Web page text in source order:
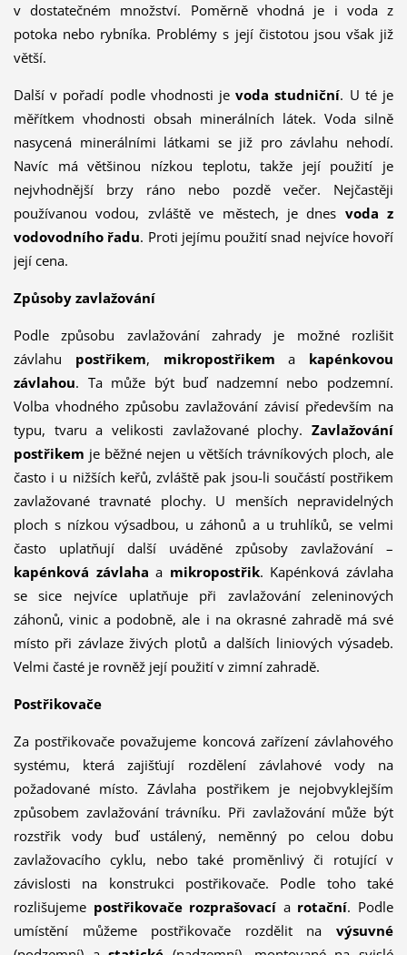
v dostatečném množství. Poměrně vhodná je i voda z
potoka nebo rybníka. Problémy s její čistotou jsou však již
větší.
Další v pořadí podle vhodnosti jevoda studniční. U té je
měřítkem vhodnosti obsah minerálních látek. Voda silně
nasycená minerálními látkami se již pro závlahu nehodí.
Navíc má většinou nízkou teplotu, takže její použití je
nejvhodnější brzy ráno nebo pozdě večer. Nejčastěji
používanou vodou, zvláště ve městech, je dnes voda z
vodovodního řadu. Proti jejímu použití snad nejvíce hovoří
její cena.
Způsoby zavlažování
Podle způsobu zavlažování zahrady je možné rozlišit
závlahu postřikem, mikropostřikem a kapénkovou
závlahou. Ta může být buď nadzemní nebo podzemní.
Volba vhodného způsobu zavlažování závisí především na
typu, tvaru a velikosti zavlažované plochy.Zavlažování
postřikem je běžné nejen u větších trávníkových ploch, ale
často i u nižších keřů, zvláště pak jsou-li součástí postřikem
zavlažované travnaté plochy. U menších nepravidelných
ploch s nízkou výsadbou, u záhonů a u truhlíků, se velmi
často uplatňují další uváděné způsoby zavlažování –
kapénková závlaha a mikropo­střik. Kapénková závlaha
se sice nejvíce uplatňuje při zavlažování zeleninových
záhonů, vinic a podobně, ale i na okrasné zahradě má své
místo při závlaze živých plotů a dalších liniových výsadeb.
Velmi časté je rovněž její použití v zimní zahradě.
Postřikovače
Za postřikovače považujeme koncová zařízení závlahového
systému, která zajišťují rozdělení závlahové vody na
požadované místo. Závlaha postřikem je nej­obvyklejším
způsobem zavlažování trávníku. Při zavlažování může být
rozstřik vody buď ustálený, neměnný po celou dobu
zavlažovacího cyklu, nebo také proměnlivý či rotující v
závislosti na konstrukci postřikovače. Podle toho také
rozlišujeme postřikovače rozprašovací a rotační. Podle
umístění můžeme postřikovače rozdělit navýsuvné